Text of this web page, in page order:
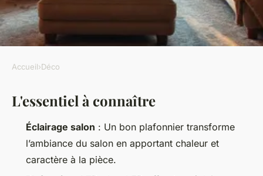
Top astuces pour
métamorphoser votre salon en
un cocon chaleureux
16/06/2026 20:52
Accueil›Déco
L'essentiel à connaître
Éclairage salon : Un bon plafonnier transforme
l’ambiance du salon en apportant chaleur et
caractère à la pièce.